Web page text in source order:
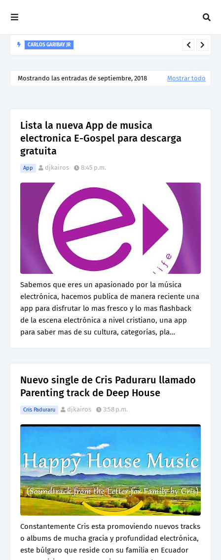
CARLOS GARIBAY JR
Mostrando las entradas de septiembre, 2018 Mostrar todo
Lista la nueva App de musica
electronica E-Gospel para descarga
gratuita
App djkairos 8:45 p.m.
Sabemos que eres un apasionado por la música
electrónica, hacemos publica de manera reciente una
app para disfrutar lo mas fresco y lo mas flashback
de la escena electrónica a nivel cristiano, una app
para saber mas de su cultura, categorías, pla…
Nuevo single de Cris Paduraru llamado
Parenting track de Deep House
Cris Paduraru djkairos 3:58 p.m.
Constantemente Cris esta promoviendo nuevos tracks
o albums de mucha gracia y profundidad electrónica,
este búlgaro que reside con su familia en Ecuador